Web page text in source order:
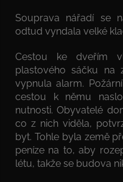
Souprava nářadí se
odtud vyndala velké
Cestou ke dveřím
plastového sáčku na
vypnula alarm.
cestou k němu
nutnosti. Obyvatelé
co z nich viděla,
byt. Tohle byla země
peníze na to, aby
létu, takže se budova